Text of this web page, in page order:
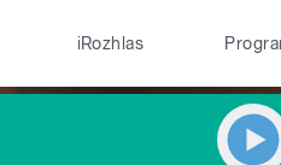
iRozhlas